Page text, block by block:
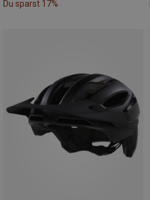
Du sparst 17%